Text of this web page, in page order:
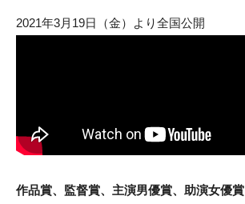
2021年3月19日（金）より全国公開
作品賞、監督賞、主演男優賞、助演女優